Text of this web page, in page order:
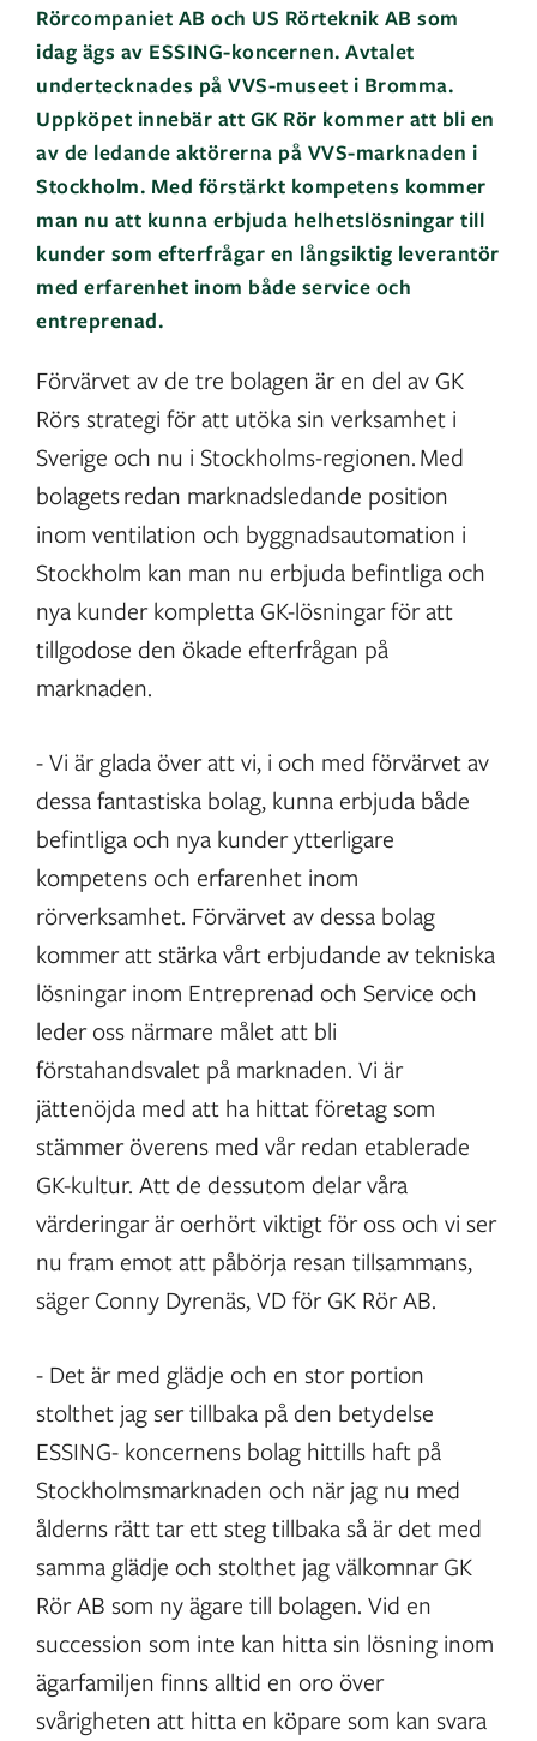
Rörcompaniet AB och US Rörteknik AB som
idag ägs av ESSING-koncernen. Avtalet
undertecknades på VVS-museet i Bromma.
Uppköpet innebär att GK Rör kommer att bli en
av de ledande aktörerna på VVS-marknaden i
Stockholm. Med förstärkt kompetens kommer
man nu att kunna erbjuda helhetslösningar till
kunder som efterfrågar en långsiktig leverantör
med erfarenhet inom både service och
entreprenad.
Förvärvet av de tre bolagen är en del av GK
Rörs strategi för att utöka sin verksamhet i
Sverige och nu i Stockholms-regionen. Med
bolagets redan marknadsledande position
inom ventilation och byggnadsautomation i
Stockholm kan man nu erbjuda befintliga och
nya kunder kompletta GK-lösningar för att
tillgodose den ökade efterfrågan på
marknaden.
- Vi är glada över att vi, i och med förvärvet av
dessa fantastiska bolag, kunna erbjuda både
befintliga och nya kunder ytterligare
kompetens och erfarenhet inom
rörverksamhet. Förvärvet av dessa bolag
kommer att stärka vårt erbjudande av tekniska
lösningar inom Entreprenad och Service och
leder oss närmare målet att bli
förstahandsvalet på marknaden. Vi är
jättenöjda med att ha hittat företag som
stämmer överens med vår redan etablerade
GK-kultur. Att de dessutom delar våra
värderingar är oerhört viktigt för oss och vi ser
nu fram emot att påbörja resan tillsammans,
säger Conny Dyrenäs, VD för GK Rör AB.
- Det är med glädje och en stor portion
stolthet jag ser tillbaka på den betydelse
ESSING- koncernens bolag hittills haft på
Stockholmsmarknaden och när jag nu med
ålderns rätt tar ett steg tillbaka så är det med
samma glädje och stolthet jag välkomnar GK
Rör AB som ny ägare till bolagen. Vid en
succession som inte kan hitta sin lösning inom
ägarfamiljen finns alltid en oro över
svårigheten att hitta en köpare som kan svara